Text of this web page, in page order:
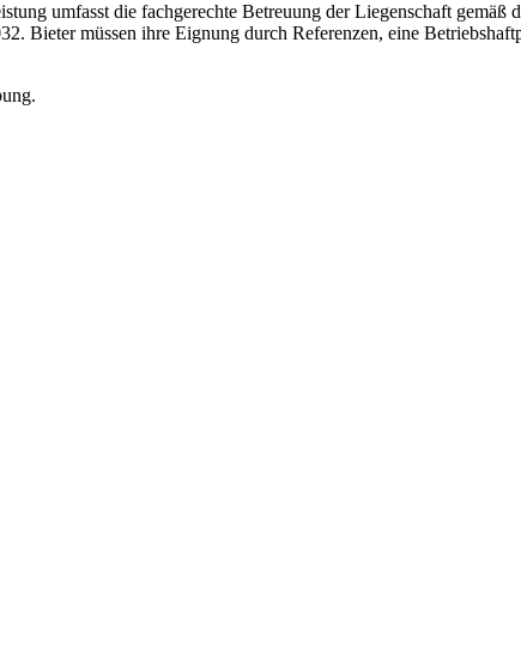
umfasst die fachgerechte Betreuung der Liegenschaft gemäß
Bieter müssen ihre Eignung durch Referenzen, eine